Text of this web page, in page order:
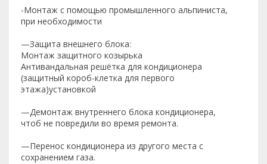
-Монтаж с помощью промышленного альпиниста,
при необходимости
—Защита внешнего блока:
Монтаж защитного козырька
Антивандальная решётка для кондиционера
(защитный короб-клетка для первого
этажа)установкой
—Демонтаж внутреннего блока кондиционера,
чтоб не повредили во время ремонта.
—Перенос кондиционера из другого места с
сохранением газа.